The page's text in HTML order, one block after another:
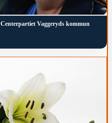
Centerpartiet Vaggeryds kommun